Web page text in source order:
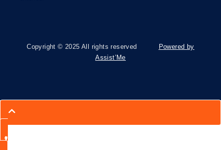
Copyright © 2025 All rights reserved
Powered by
Assist’Me